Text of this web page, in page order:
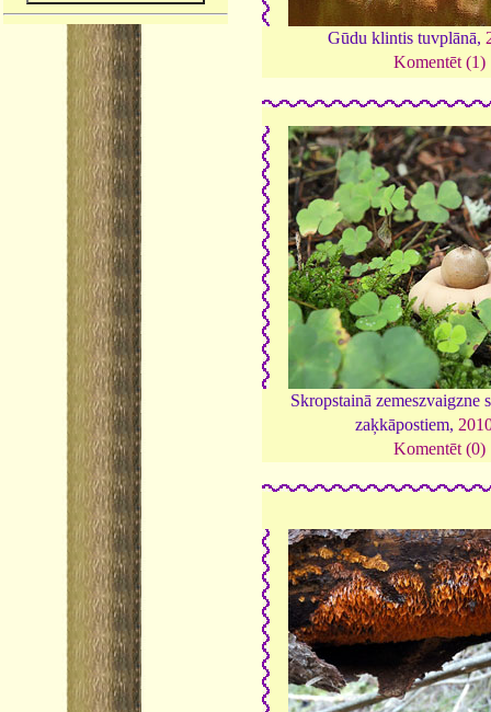
Gūdu klintis tuvplānā,
Komentēt (1)
Skropstainā zemeszvaigzne
zaķkāpostiem,
Komentēt (0)